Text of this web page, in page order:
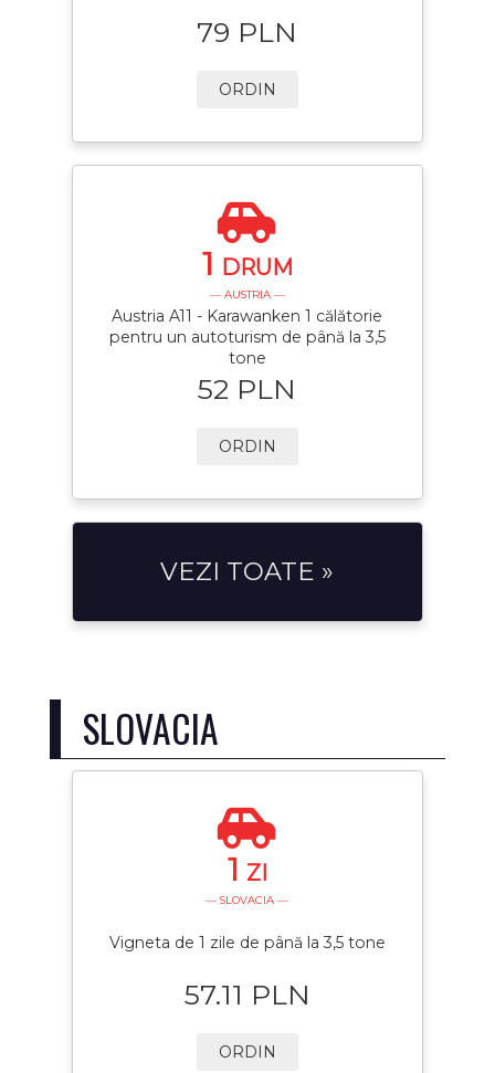
79 PLN
ORDIN
1 DRUM
— AUSTRIA —
Austria A11 - Karawanken 1 călătorie
pentru un autoturism de până la 3,5
tone
52 PLN
ORDIN
VEZI TOATE »
SLOVACIA
1 ZI
— SLOVACIA —
Vigneta de 1 zile de până la 3,5 tone
57.11 PLN
ORDIN